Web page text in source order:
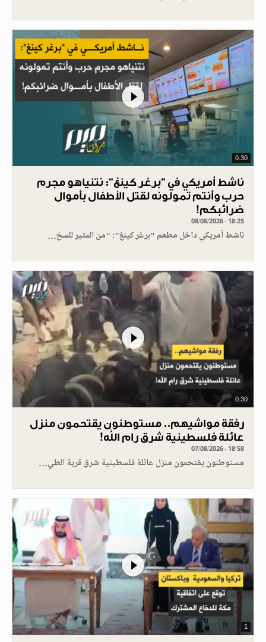
0.30
ناشط أمريكي في "برغر كينغ": نتنياهو مجرم
حرب وأنتم تمولونه لقتل الأطفال بأموال
ضرائبكم!
08/08/2026 - 18:25
ناشط أمريكي داخل مطعم "برغر كينغ": "من المثير للسخ…
0.30
رفقة مواشيهم.. مستوطنون يقتحمون منزل
عائلة فلسطينية شرق رام الله!
07/08/2026 - 18:58
مستوطنون يقتحمون منزل عائلة فلسطينية شرق قرية الطي…
1